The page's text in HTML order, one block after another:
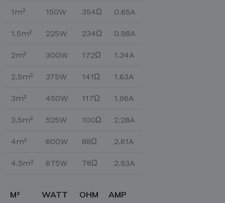
1m² 150W 354Ω 0.65A
1.5m² 225W 234Ω 0.98A
2m² 300W 172Ω 1.34A
2.5m² 375W 141Ω 1.63A
3m² 450W 117Ω 1.96A
3.5m² 525W 100Ω 2.28A
4m² 600W 88Ω 2.61A
4.5m² 675W 78Ω 2.93A
M² WATT OHM AMP